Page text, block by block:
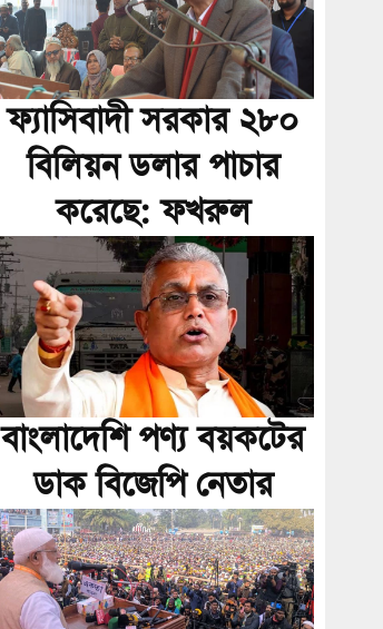
ফ্যাসিবাদী সরকার ২৮০
বিলিয়ন ডলার পাচার
করেছে: ফখরুল
বাংলাদেশি পণ্য বয়কটের
ডাক বিজেপি নেতার